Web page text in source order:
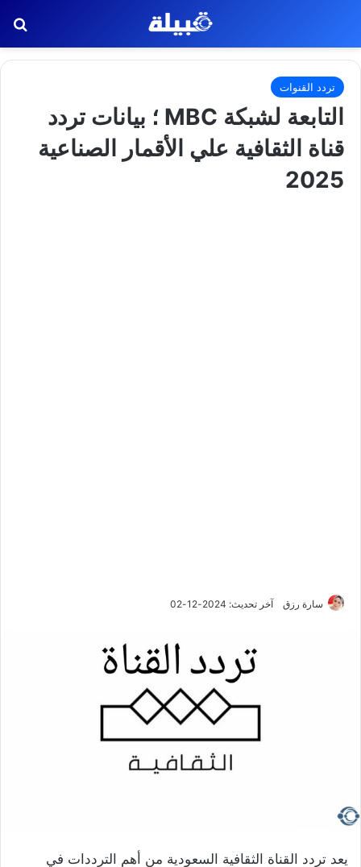
تردد القنوات
التابعة لشبكة MBC ؛ بيانات تردد
قناة الثقافية علي الأقمار الصناعية
2025
سارة رزق آخر تحديث: 2024-12-02
يعد تردد القناة الثقافية السعودية من أهم الترددات في